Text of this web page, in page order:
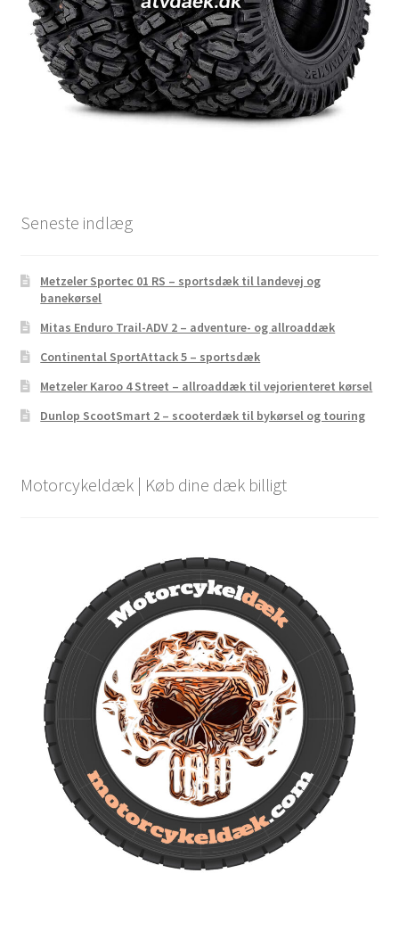
Seneste indlæg
Metzeler Sportec 01 RS – sportsdæk til landevej og
banekørsel
Mitas Enduro Trail-ADV 2 – adventure- og allroaddæk
Continental SportAttack 5 – sportsdæk
Metzeler Karoo 4 Street – allroaddæk til vejorienteret kørsel
Dunlop ScootSmart 2 – scooterdæk til bykørsel og touring
Motorcykeldæk | Køb dine dæk billigt